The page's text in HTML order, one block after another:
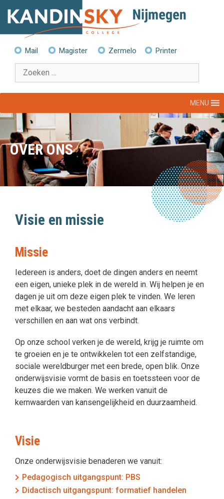
naar
Mail Magister Zermelo Printer
Zoek
naar:
MENU
OVER ONS
Visie en missie
Missie
Iedereen is anders, doet de dingen anders en neemt
een eigen, unieke plek in de wereld in. Wij helpen je en
dagen je uit om deze eigen plek te vinden. We leren
met elkaar, we besteden aandacht aan elkaars
verschillen en aan wat ons verbindt.
Op onze school verken je de wereld, krijg je ruimte om
te groeien en je te ontwikkelen tot een zelfstandige,
sociale wereldburger met een brede, open blik. Onze
onderwijsvisie vormt de basis en toetssteen voor de
keuzes die we maken. We werken vanuit de
kernwaarden van kansengelijkheid en duurzaamheid.
Visie
Onze onderwijsvisie benaderen we vanuit:
Pedagogisch uitgangspunt: PBS
Didactisch uitgangspunt: formatief handelen